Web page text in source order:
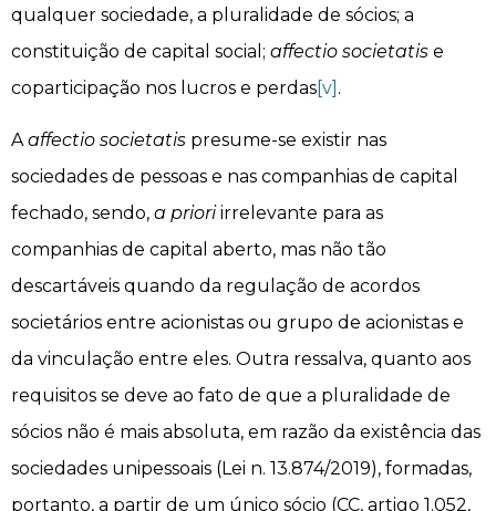
qualquer sociedade, a pluralidade de sócios; a
constituição de capital social; affectio societatis e
coparticipação nos lucros e perdas[v] .
Aaffectio societatis presume-se existir nas
sociedades de pessoas e nas companhias de capital
fechado, sendo, a prioriirrelevante para as
companhias de capital aberto, mas não tão
descartáveis quando da regulação de acordos
societários entre acionistas ou grupo de acionistas e
da vinculação entre eles. Outra ressalva, quanto aos
requisitos se deve ao fato de que a pluralidade de
sócios não é mais absoluta, em razão da existência das
sociedades unipessoais (Lei n. 13.874/2019), formadas,
portanto, a partir de um único sócio (CC, artigo 1.052,